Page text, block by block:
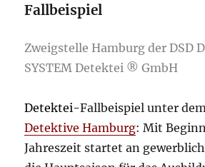
Fallbeispiel
Zweigstelle Hamburg der DSD
SYSTEM Detektei ® GmbH
Detektei-Fallbeispiel unter
Detektive Hamburg: Mit
Jahreszeit startet an